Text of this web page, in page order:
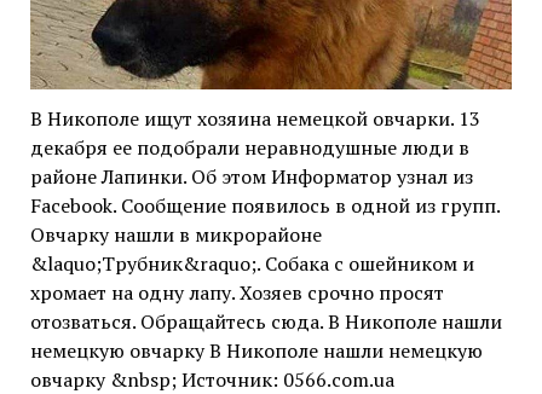
В Никополе ищут хозяина немецкой овчарки. 13
декабря ее подобрали неравнодушные люди в
районе Лапинки. Об этом Информатор узнал из
Facebook. Сообщение появилось в одной из групп.
Овчарку нашли в микрорайоне
&laquo;Трубник&raquo;. Собака с ошейником и
хромает на одну лапу. Хозяев срочно просят
отозваться. Обращайтесь сюда. В Никополе нашли
немецкую овчарку В Никополе нашли немецкую
овчарку &nbsp; Источник: 0566.com.ua